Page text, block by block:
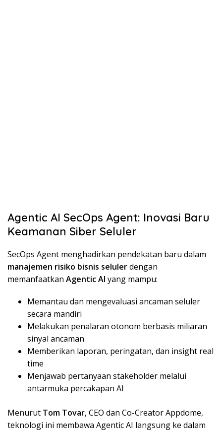
Agentic AI SecOps Agent: Inovasi Baru
Keamanan Siber Seluler
SecOps Agent menghadirkan pendekatan baru dalam
manajemen risiko bisnis selulerdengan
memanfaatkan Agentic AI yang mampu:
Memantau dan mengevaluasi ancaman seluler
secara mandiri
Melakukan penalaran otonom berbasis miliaran
sinyal ancaman
Memberikan laporan, peringatan, dan insight real
time
Menjawab pertanyaan stakeholder melalui
antarmuka percakapan AI
Menurut Tom Tovar, CEO dan Co-Creator Appdome,
teknologi ini membawa Agentic AI langsung ke dalam